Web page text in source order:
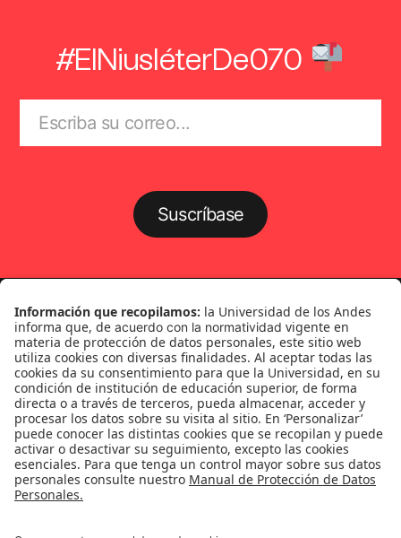
#ElNiusléterDe070
Suscríbase
Género
Política
Cultura
Medio ambiente
Medios y periodismo